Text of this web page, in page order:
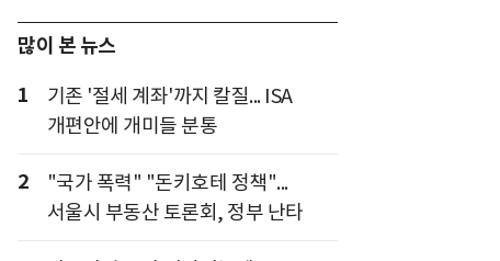
많이 본 뉴스
1
기존 '절세 계좌'까지 칼질... ISA
개편안에 개미들 분통
2
"국가 폭력" "돈키호테 정책"...
서울시 부동산 토론회, 정부 난타